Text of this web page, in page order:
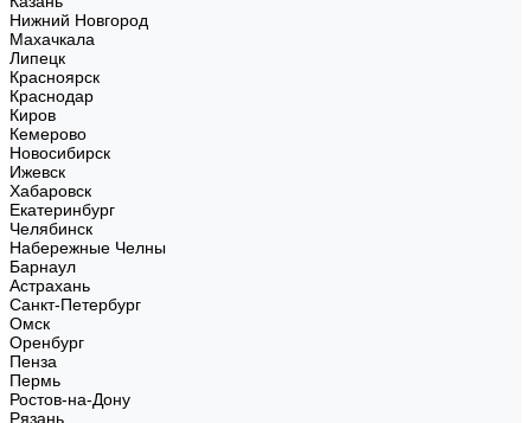
Нижний Новгород
Махачкала
Липецк
Красноярск
Краснодар
Киров
Кемерово
Новосибирск
Ижевск
Хабаровск
Екатеринбург
Челябинск
Набережные Челны
Барнаул
Астрахань
Санкт-Петербург
Омск
Оренбург
Пенза
Пермь
Ростов-на-Дону
Рязань